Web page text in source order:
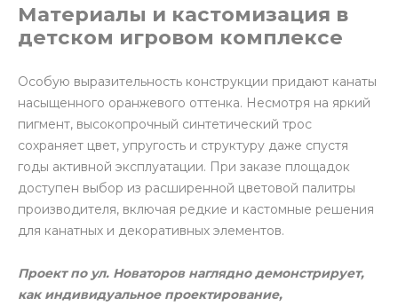
Материалы и кастомизация в
детском игровом комплексе
Особую выразительность конструкции придают канаты
насыщенного оранжевого оттенка. Несмотря на яркий
пигмент, высокопрочный синтетический трос
сохраняет цвет, упругость и структуру даже спустя
годы активной эксплуатации. При заказе площадок
доступен выбор из расширенной цветовой палитры
производителя, включая редкие и кастомные решения
для канатных и декоративных элементов.
Проект по ул. Новаторов наглядно демонстрирует,
как индивидуальное проектирование,